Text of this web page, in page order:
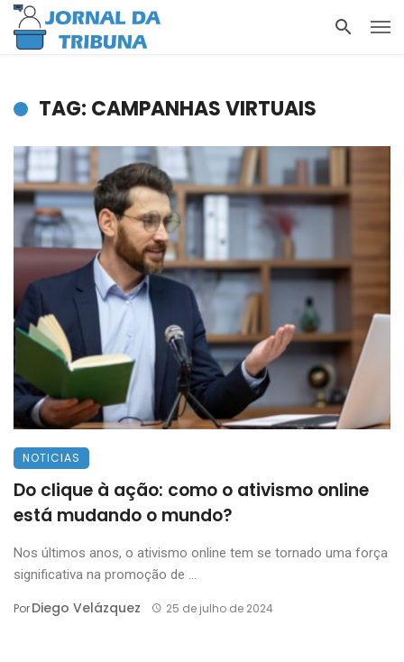
TAG: CAMPANHAS VIRTUAIS
NOTICIAS
Do clique à ação: como o ativismo online
está mudando o mundo?
Nos últimos anos, o ativismo online tem se tornado uma força
significativa na promoção de ...
PorDiego Velázquez 25 de julho de 2024